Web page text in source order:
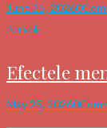
June 15, 20260
Articole
Efectele
May 25, 20260